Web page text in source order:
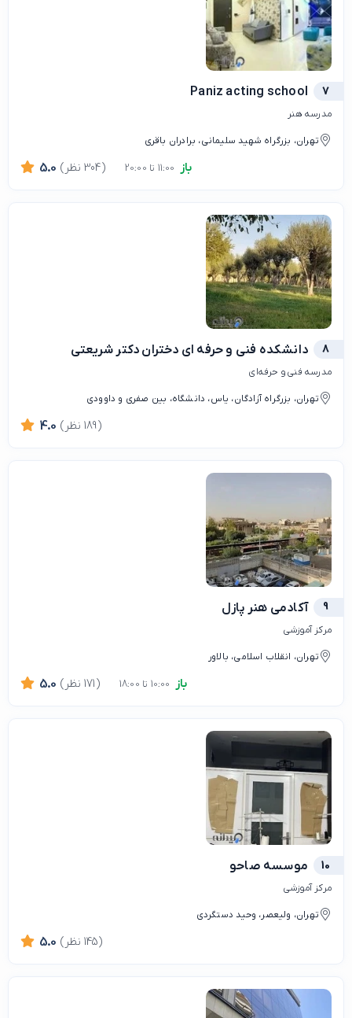
7
Paniz acting school
مدرسه هنر
تهران، بزرگراه شهید سلیمانی، برادران باقری
باز 5.0 (304 نظر)
8 دانشکده فنی و حرفه ای دختران دکتر شریعتی
مدرسه فنی و حرفه‌ای
تهران، بزرگراه آزادگان، یاس، دانشگاه، بین صفری و داوودی
4.0 (189 نظر)
9 آکادمی هنر پازل
مرکز آموزشی
تهران، انقلاب اسلامی، بالاور
باز 5.0 (171 نظر)
10 موسسه صاحو
مرکز آموزشی
تهران، ولیعصر، وحید دستگردی
5.0 (145 نظر)